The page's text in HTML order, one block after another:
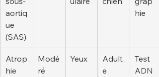
aortiq
ue
(SAS)
hie
Atrop
hie
Modé
ré
Yeux
Adult
e
Test
ADN